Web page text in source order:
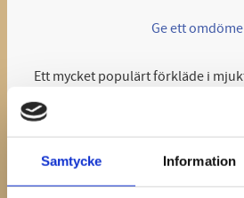
Samtycke Information
Ge ett
Ett mycket populärt förkläde i
både är starkt, vadderat och tåligt
Info:
Snabbfäste för knäppning runt